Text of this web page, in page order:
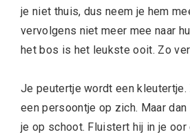
je niet thuis, dus neem je hem
vervolgens niet meer mee naar
het bos is het leukste ooit. Zo
Je peutertje wordt een
een persoontje op zich. Maar
je op schoot. Fluistert hij in je